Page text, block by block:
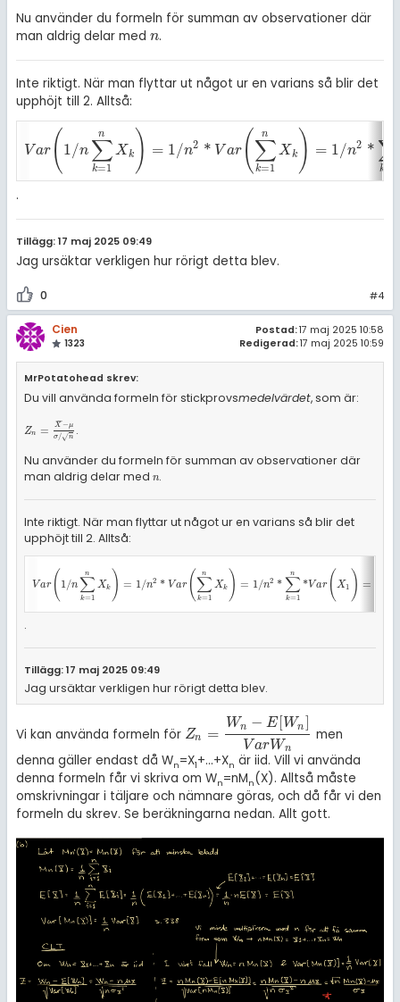
Nu använder du formeln för summan av observationer där
man aldrig delar med n
n.
Inte riktigt. När man flyttar ut något ur en varians så blir det
upphöjt till 2. Alltså:
V ar( 1/n ∑
k=1
n
Xk ) = 1/n2 * V ar(∑
k=1
n
Xk ) = 1/n2 * ∑
k
Var(1 / n∑k= nX )=1/ n *V ar(∑k =1 nXk)=1 n2 ∑k= n Va r(X1)= 1/ n
.
Tillägg: 17 maj 2025 09:49
Jag ursäktar verkligen hur rörigt detta blev.
0 #4
Cien
1323
Postad:17 maj 2025 10:58
Redigerad:17 maj 2025 10:59
MrPotatohead skrev:
Du vill använda formeln för stickprovsmedelvärdet, som är:
Zn = X
¯¯
¯−μ
σ/ n
√
Zn =X ¯-μσ/.
Nu använder du formeln för summan av observationer där
man aldrig delar med n
n.
Inte riktigt. När man flyttar ut något ur en varians så blir det
upphöjt till 2. Alltså:
V ar( 1/n∑
k= 1
n
Xk ) = 1/n2 * Var (∑
k= 1
n
Xk ) = 1/n2 * ∑
k= 1
n
*Var (X 1 ) =
Var( /n∑k=1nX k) =1 /n2* Var(∑k = nXk = 1/ n2*∑ k =1 n *Var(X1)= 1 /n
.
Tillägg: 17 maj 2025 09:49
Jag ursäktar verkligen hur rörigt detta blev.
Vi kan använda formeln för Zn =
Wn − E[Wn]
V arWn
Zn= Wn-E[Wn]VarWn men
denna gäller endast då Wn=X1+...+Xn är iid. Vill vi använda
denna formeln får vi skriva om Wn=nMn(X). Alltså måste
omskrivningar i täljare och nämnare göras, och då får vi den
formeln du skrev. Se beräkningarna nedan. Allt gott.